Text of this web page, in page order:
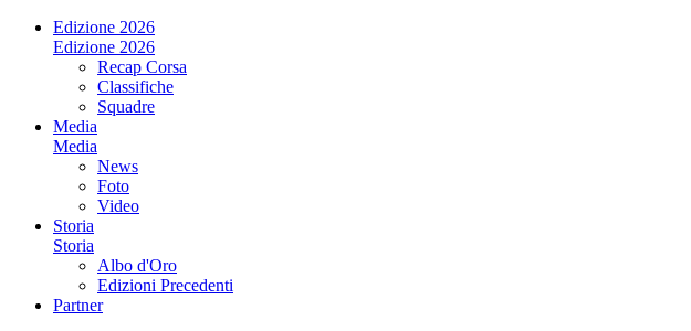
Edizione 2026
Edizione 2026
Recap Corsa
Classifiche
Squadre
Media
Media
News
Foto
Video
Storia
Storia
Albo d'Oro
Edizioni Precedenti
Partner